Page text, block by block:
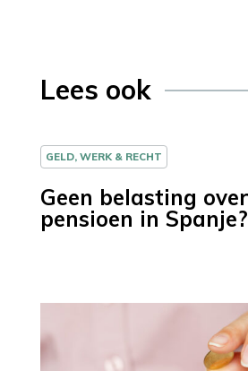
Lees ook
GELD, WERK & RECHT
Geen belasting
pensioen in Spanje?